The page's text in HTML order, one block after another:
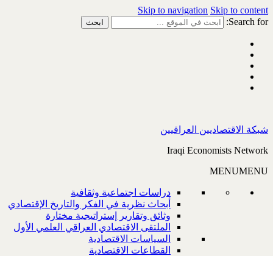
Skip to navigation Skip to content
Search for:
شبكة الاقتصاديين العراقيين
Iraqi Economists Network
MENUMENU
دراسات اجتماعية وثقافية
أبحاث نظرية في الفكر والتاريخ الإقتصادي
وثائق وتقارير إستراتيجية مختارة
الملتقى الاقتصادي العراقي العلمي الأول
السياسات الاقتصادية
القطاعات الاقتصادية